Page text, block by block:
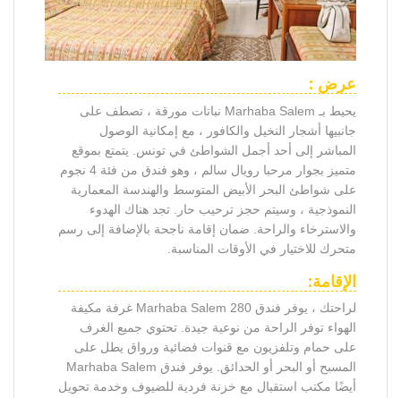
عرض :
يحيط بـ Marhaba Salem نباتات مورقة ، تصطف على
جانبيها أشجار النخيل والكافور ، مع إمكانية الوصول
المباشر إلى أحد أجمل الشواطئ في تونس. يتمتع بموقع
متميز بجوار مرحبا رويال سالم ، وهو فندق من فئة 4 نجوم
على شواطئ البحر الأبيض المتوسط ​​والهندسة المعمارية
النموذجية ، وسيتم حجز ترحيب حار. تجد هناك الهدوء
والاسترخاء والراحة. ضمان إقامة ناجحة بالإضافة إلى رسم
متحرك للاختيار في الأوقات المناسبة.
الإقامة:
لراحتك ، يوفر فندق Marhaba Salem 280 غرفة مكيفة
الهواء توفر الراحة من نوعية جيدة. تحتوي جميع الغرف
على حمام وتلفزيون مع قنوات فضائية ورواق يطل على
المسبح أو البحر أو الحدائق. يوفر فندق Marhaba Salem
أيضًا مكتب استقبال مع خزنة فردية للضيوف وخدمة تحويل